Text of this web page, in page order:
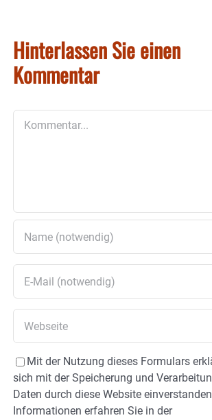
Hinterlassen Sie einen
Kommentar
Mit der Nutzung dieses Formulars
sich mit der Speicherung und
Daten durch diese Website
Informationen erfahren Sie in der